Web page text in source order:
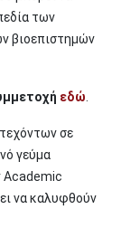
των
βιοεπιστημών
εδώ
σε
γεύμα
Academic
να καλυφθούν